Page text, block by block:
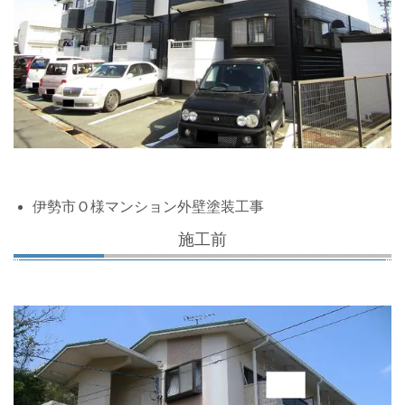
伊勢市Ｏ様マンション外壁塗装工事
施工前